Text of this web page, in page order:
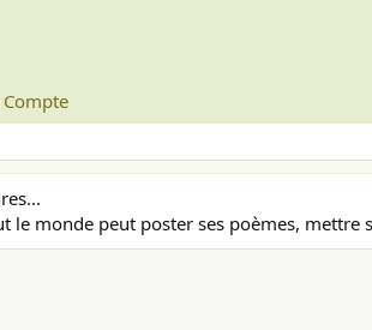
le monde peut poster ses poèmes,